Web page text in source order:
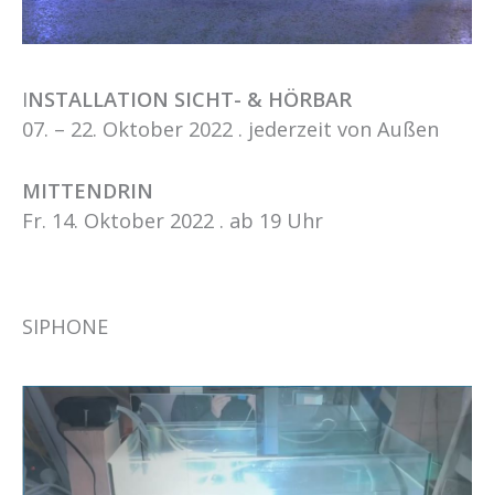
INSTALLATION SICHT- & HÖRBAR
07. – 22. Oktober 2022 . jederzeit von Außen
MITTENDRIN
Fr. 14. Oktober 2022 . ab 19 Uhr
SIPHONE